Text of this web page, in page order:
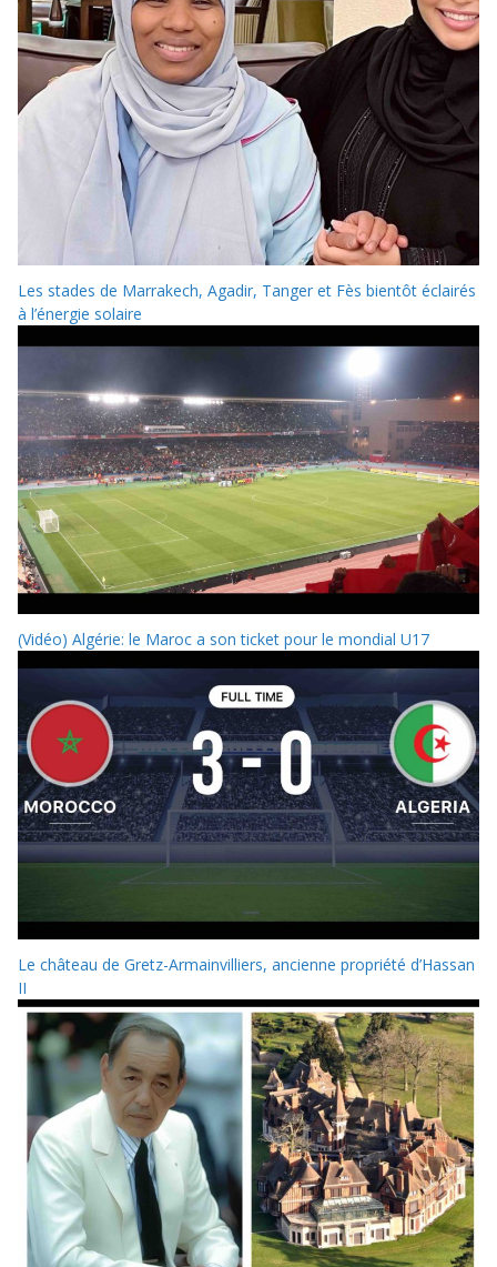
Les stades de Marrakech, Agadir, Tanger et Fès bientôt éclairés
à l’énergie solaire
(Vidéo) Algérie: le Maroc a son ticket pour le mondial U17
Le château de Gretz-Armainvilliers, ancienne propriété d’Hassan
II